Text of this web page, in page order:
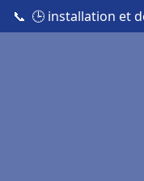
📞 🕒 installation et